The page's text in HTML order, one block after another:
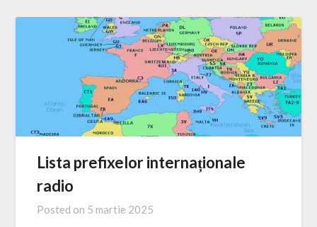
Lista prefixelor internaționale
radio
Posted on 5 martie 2025